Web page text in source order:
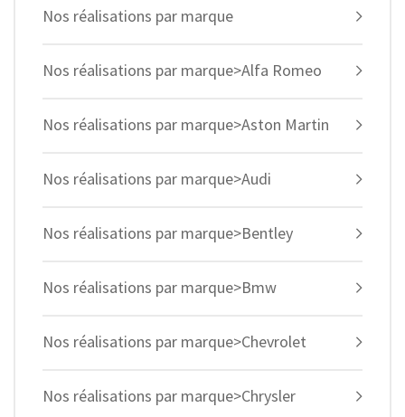
Nos réalisations par marque
Nos réalisations par marque>Alfa Romeo
Nos réalisations par marque>Aston Martin
Nos réalisations par marque>Audi
Nos réalisations par marque>Bentley
Nos réalisations par marque>Bmw
Nos réalisations par marque>Chevrolet
Nos réalisations par marque>Chrysler